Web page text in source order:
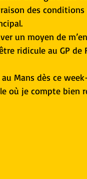
des
un moyen de
ridicule au GP de
Mans dès ce
où je compte bien